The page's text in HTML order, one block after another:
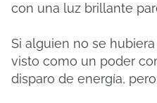
con una luz brillante
Si alguien no se
visto como un poder
disparo de energía,